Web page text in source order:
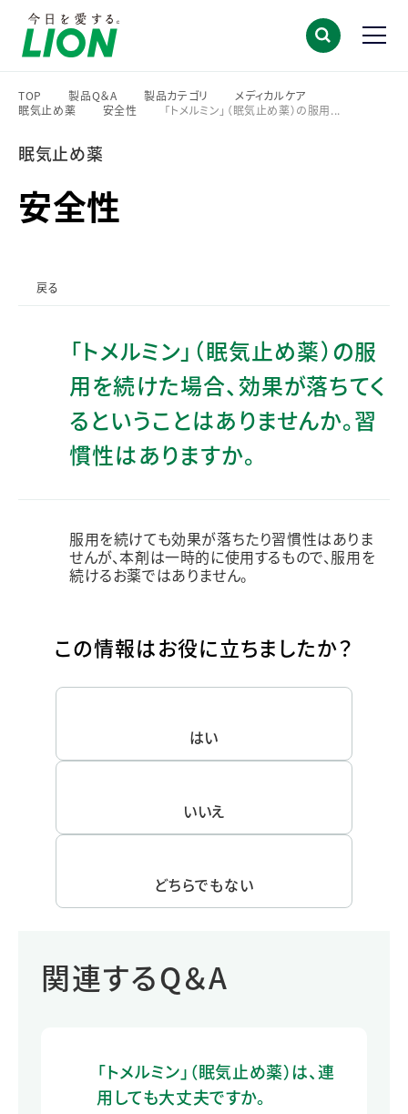
TOP
>
製品Q＆A
>
製品カテゴリ
>
メディカルケア
>
眠気止め薬
安全性
「トメルミン」（眠気止め薬）の服用...
眠気止め薬
安全性
戻る
「トメルミン」（眠気止め薬）の服
用を続けた場合、効果が落ちてく
るということはありませんか。習
慣性はありますか。
服用を続けても効果が落ちたり習慣性はありま
せんが、本剤は一時的に使用するもので、服用を
続けるお薬ではありません。
この情報はお役に立ちましたか？
はい
いいえ
どちらでもない
関連するQ＆A
「トメルミン」（眠気止め薬）は、連
用しても大丈夫ですか。